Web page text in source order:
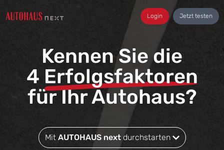
Login Jetzt testen
Kennen Sie die
4 Erfolgsfaktoren
für Ihr Autohaus?
Mit AUTOHAUS nextdurchstarten